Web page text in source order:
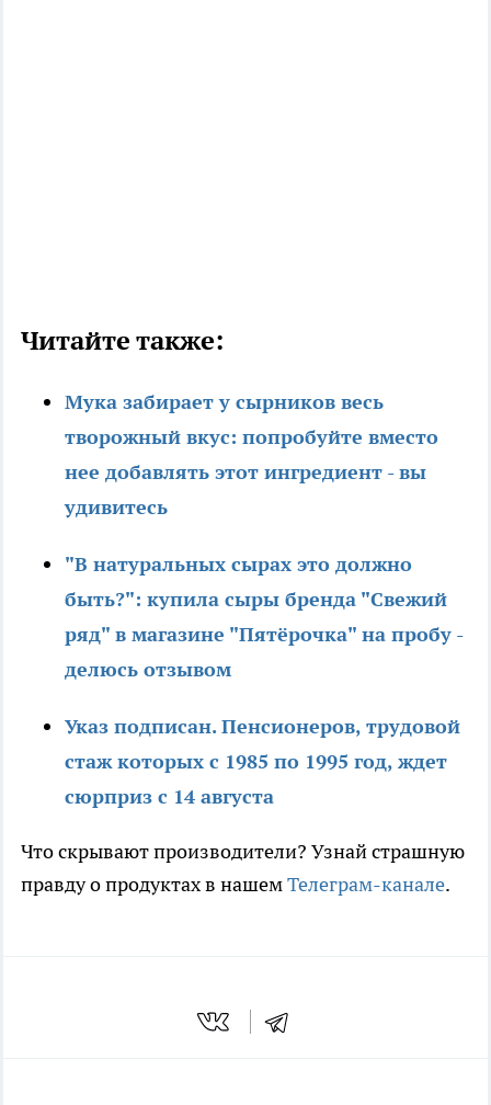
Читайте также:
Мука забирает у сырников весь
творожный вкус: попробуйте вместо
нее добавлять этот ингредиент - вы
удивитесь
"В натуральных сырах это должно
быть?": купила сыры бренда "Свежий
ряд" в магазине "Пятёрочка" на пробу -
делюсь отзывом
Указ подписан. Пенсионеров, трудовой
стаж которых с 1985 по 1995 год, ждет
сюрприз с 14 августа
Что скрывают производители? Узнай страшную
правду о продуктах в нашемТелеграм-канале.